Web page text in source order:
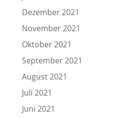
Dezember 2021
November 2021
Oktober 2021
September 2021
August 2021
Juli 2021
Juni 2021